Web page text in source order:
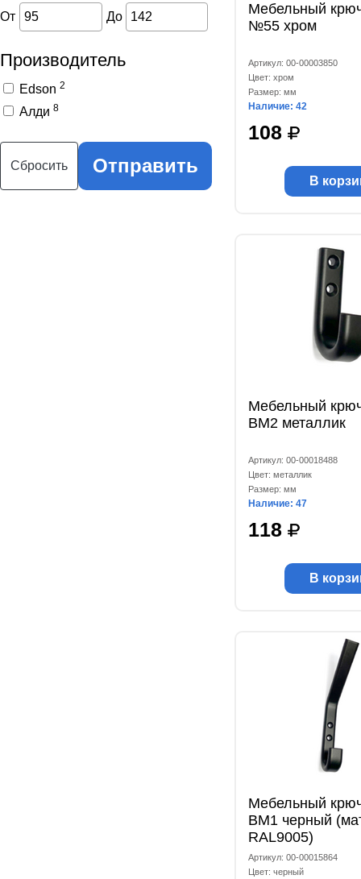
От До
Производитель
Edson 2
Алди 8
Сбросить Отправить
Мебельный
№55 хром
Артикул: 00-00003850
Цвет: хром
Размер: мм
Наличие: 42
108
В
Мебельный
ВМ2 металлик
Артикул: 00-00018488
Цвет: металлик
Размер: мм
Наличие: 47
118
В
Мебельный
ВМ1 черный
RAL9005)
Артикул: 00-00015864
Цвет: черный